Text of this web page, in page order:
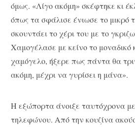
όμως. «Λίγο ακόμη» σκέφτηκε κι
όπως τα σφάλισε ένιωσε το μικρό
σκουντάει το χέρι του με το
Χαμογέλασε με κείνο το μοναδικό
χαμόγελο, ήξερε πως πάντα θα
ακόμη, μέχρι να γυρίσει η μάνα».
Η εξώπορτα άνοιξε ταυτόχρονα
τηλεφώνου. Από την κουζίνα